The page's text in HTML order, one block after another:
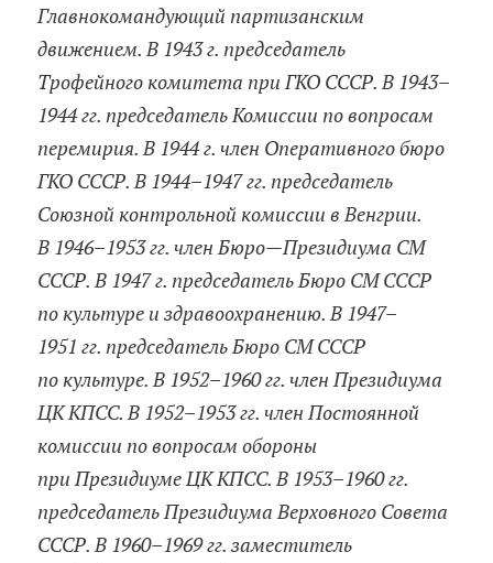
Главнокомандующий партизанским
движением. В 1943 г. председатель
Трофейного комитета при ГКО СССР. В 1943–
1944 гг. председатель Комиссии по вопросам
перемирия. В 1944 г. член Оперативного бюро
ГКО СССР. В 1944–1947 гг. председатель
Союзной контрольной комиссии в Венгрии.
В 1946–1953 гг. член Бюро—Президиума СМ
СССР. В 1947 г. председатель Бюро СМ СССР
по культуре и здравоохранению. В 1947–
1951 гг. председатель Бюро СМ СССР
по культуре. В 1952–1960 гг. член Президиума
ЦК КПСС. В 1952–1953 гг. член Постоянной
комиссии по вопросам обороны
при Президиуме ЦК КПСС. В 1953–1960 гг.
председатель Президиума Верховного Совета
СССР. В 1960–1969 гг. заместитель